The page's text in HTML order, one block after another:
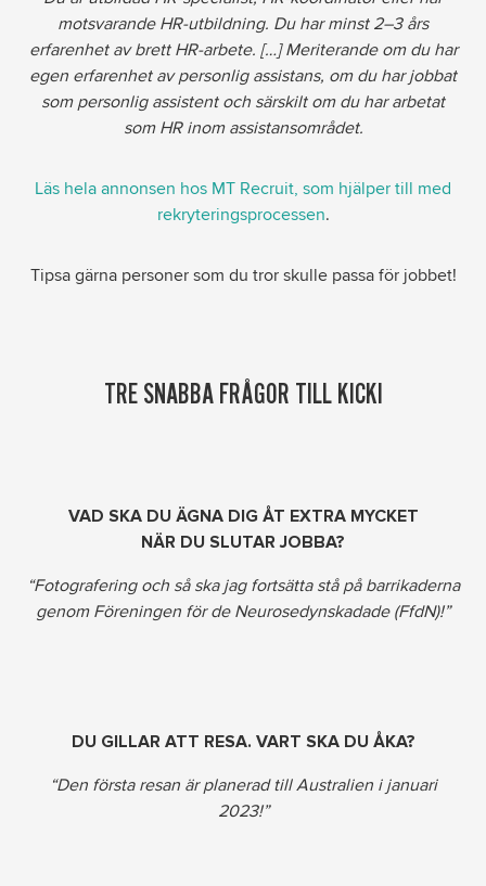
motsvarande HR-utbildning. Du har minst 2–3 års
erfarenhet av brett HR-arbete. […] Meriterande om du har
egen erfarenhet av personlig assistans, om du har jobbat
som personlig assistent och särskilt om du har arbetat
som HR inom assistansområdet.
Läs hela annonsen hos MT Recruit, som hjälper till med
rekryteringsprocessen.
Tipsa gärna personer som du tror skulle passa för jobbet!
TRE SNABBA FRÅGOR TILL KICKI
VAD SKA DU ÄGNA DIG ÅT EXTRA MYCKET
NÄR DU SLUTAR JOBBA?
“Fotografering och så ska jag fortsätta stå på barrikaderna
genom Föreningen för de Neurosedynskadade (FfdN)!”
DU GILLAR ATT RESA. VART SKA DU ÅKA?
“Den första resan är planerad till Australien i januari
2023!”